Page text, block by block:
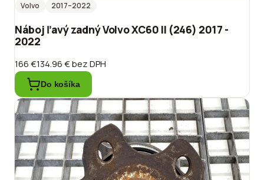
Volvo
2017–2022
Náboj ľavý zadný Volvo XC60 II (246) 2017 -
2022
166 €134.96 €bez DPH
Do košíka